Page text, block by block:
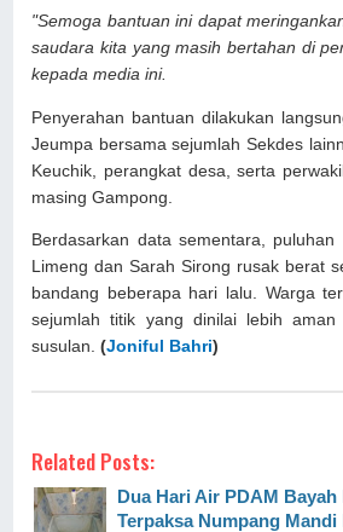
"Semoga bantuan ini dapat
saudara kita yang masih bertahan di
kepada media ini.
Penyerahan bantuan dilakukan
Jeumpa bersama sejumlah Sekdes
Keuchik, perangkat desa, serta
masing Gampong.
Berdasarkan data sementara,
Limeng dan Sarah Sirong rusak berat
bandang beberapa hari lalu. Warga
sejumlah titik yang dinilai lebih
susulan.(Joniful Bahri)
Related Posts:
Dua Hari Air PDAM
Terpaksa Numpang